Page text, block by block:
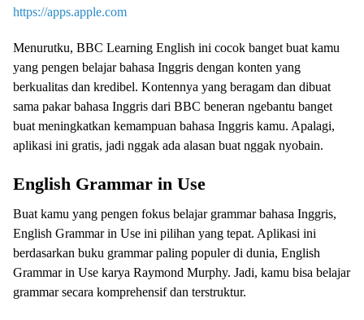
https://apps.apple.com
Menurutku, BBC Learning English ini cocok banget buat kamu
yang pengen belajar bahasa Inggris dengan konten yang
berkualitas dan kredibel. Kontennya yang beragam dan dibuat
sama pakar bahasa Inggris dari BBC beneran ngebantu banget
buat meningkatkan kemampuan bahasa Inggris kamu. Apalagi,
aplikasi ini gratis, jadi nggak ada alasan buat nggak nyobain.
English Grammar in Use
Buat kamu yang pengen fokus belajar grammar bahasa Inggris,
English Grammar in Use ini pilihan yang tepat. Aplikasi ini
berdasarkan buku grammar paling populer di dunia, English
Grammar in Use karya Raymond Murphy. Jadi, kamu bisa belajar
grammar secara komprehensif dan terstruktur.